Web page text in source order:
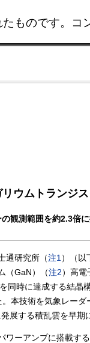
ものです。コ
ウムトランジ
の観測範囲を約2.3倍
通研究所（注1）（以
（GaN）（注2）高電
同時に達成する結晶
本技術を気象レー
展する積乱雲を早期
ワーアンプに搭載す